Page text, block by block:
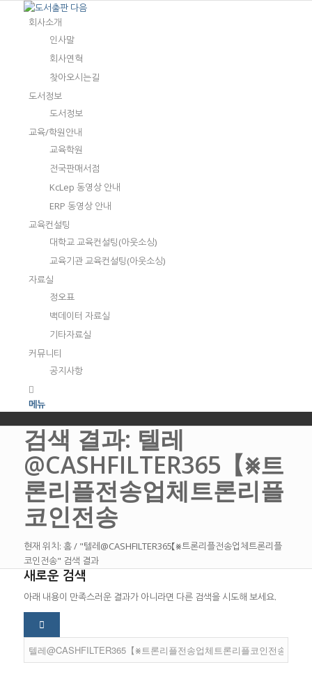
회사소개
인사말
회사연혁
찾아오시는길
도서정보
도서정보
교육/학원안내
교육학원
전국판매서점
KcLep 동영상 안내
ERP 동영상 안내
교육컨설팅
대학교 교육컨설팅(아웃소싱)
교육기관 교육컨설팅(아웃소싱)
자료실
정오표
백데이터 자료실
기타자료실
커뮤니티
공지사항
메뉴
검색 결과: 텔레
@CASHFILTER365【⨳트
론리플전송업체트론리플
코인전송
현재 위치: 홈/ "텔레@CASHFILTER365【⨳트론리플전송업체트론리플
코인전송" 검색 결과
새로운 검색
아래 내용이 만족스러운 결과가 아니라면 다른 검색을 시도해 보세요.